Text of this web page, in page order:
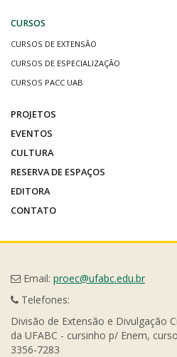
CURSOS
CURSOS DE EXTENSÃO
CURSOS DE ESPECIALIZAÇÃO
CURSOS PACC UAB
PROJETOS
EVENTOS
CULTURA
RESERVA DE ESPAÇOS
EDITORA
CONTATO
Email: proec@ufabc.edu.br
Telefones:
Divisão de Extensão e Divulgação
da UFABC - cursinho p/ Enem,
3356-7283